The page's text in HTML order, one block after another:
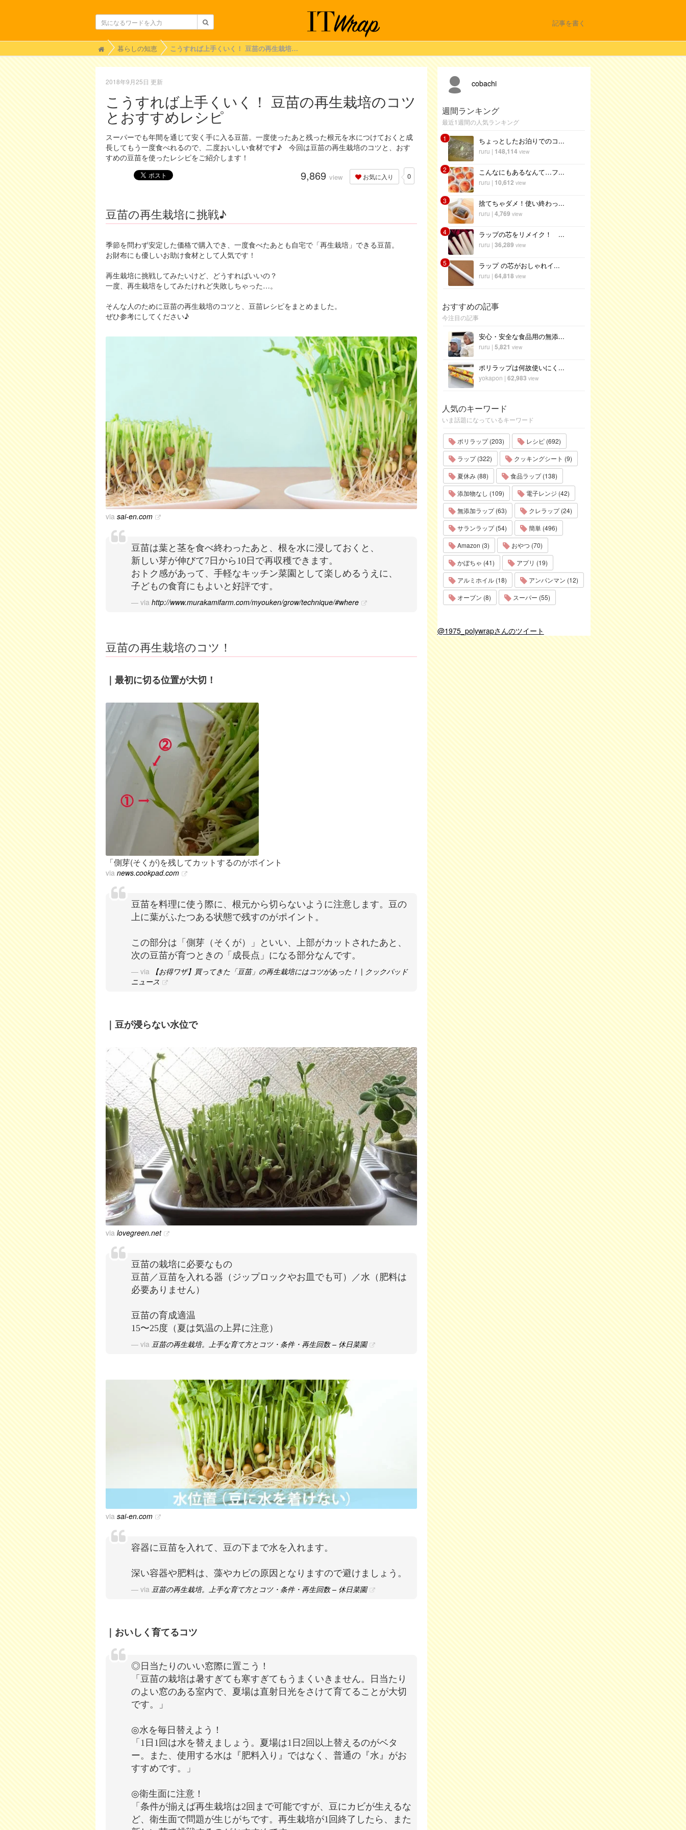
記事を書く
H
o
m
暮らしの知恵 こうすれば上手くいく！ 豆苗の再生栽培のコツとおすすめレシピ
2018年9月25日 更新
こうすれば上手くいく！ 豆苗の再生栽培のコツ
とおすすめレシピ
スーパーでも年間を通じて安く手に入る豆苗。一度使ったあと残った根元を水につけておくと成
長してもう一度食べれるので、二度おいしい食材です♪ 今回は豆苗の再生栽培のコツと、おす
すめの豆苗を使ったレシピをご紹介します！
9,869 view お気に入り 0
豆苗の再生栽培に挑戦♪
季節を問わず安定した価格で購入でき、一度食べたあとも自宅で「再生栽培」できる豆苗。
お財布にも優しいお助け食材として人気です！
再生栽培に挑戦してみたいけど、どうすればいいの？
一度、再生栽培をしてみたけれど失敗しちゃった…。
そんな人のために豆苗の再生栽培のコツと、豆苗レシピをまとめました。
ぜひ参考にしてください♪
via sai-en.com
豆苗は葉と茎を食べ終わったあと、根を水に浸しておくと、
新しい芽が伸びて7日から10日で再収穫できます。
おトク感があって、手軽なキッチン菜園として楽しめるうえに、
子どもの食育にもよいと好評です。
via http://www.murakamifarm.com/myouken/grow/technique/#where
豆苗の再生栽培のコツ！
｜最初に切る位置が大切！
「側芽(そくが)を残してカットするのがポイント
via news.cookpad.com
豆苗を料理に使う際に、根元から切らないように注意します。豆の
上に葉がふたつある状態で残すのがポイント。
この部分は「側芽（そくが）」といい、上部がカットされたあと、
次の豆苗が育つときの「成長点」になる部分なんです。
via
【お得ワザ】買ってきた「豆苗」の再生栽培にはコツがあった！ | クックパッド
ニュース
｜豆が浸らない水位で
via lovegreen.net
豆苗の栽培に必要なもの
豆苗／豆苗を入れる器（ジップロックやお皿でも可）／水（肥料は
必要ありません）
豆苗の育成適温
15〜25度（夏は気温の上昇に注意）
via 豆苗の再生栽培。上手な育て方とコツ・条件・再生回数 – 休日菜園
via sai-en.com
容器に豆苗を入れて、豆の下まで水を入れます。
深い容器や肥料は、藻やカビの原因となりますので避けましょう。
via 豆苗の再生栽培。上手な育て方とコツ・条件・再生回数 – 休日菜園
｜おいしく育てるコツ
◎日当たりのいい窓際に置こう！
「豆苗の栽培は暑すぎても寒すぎてもうまくいきません。日当たり
のよい窓のある室内で、夏場は直射日光をさけて育てることが大切
です。」
◎水を毎日替えよう！
「1日1回は水を替えましょう。夏場は1日2回以上替えるのがベタ
ー。また、使用する水は『肥料入り』ではなく、普通の『水』がお
すすめです。」
◎衛生面に注意！
「条件が揃えば再生栽培は2回まで可能ですが、豆にカビが生えるな
ど、衛生面で問題が生じがちです。再生栽培が1回終了したら、また
cobachi
週間ランキング
最近1週間の人気ランキング
1
ちょっとしたお泊りでのコ...
ruru | 148,114 view
2 こんなにもあるなんて…フ...
ruru | 10,612 view
3 捨てちゃダメ！使い終わっ...
ruru | 4,769 view
4 ラップの芯をリメイク！ ...
ruru | 36,289 view
5 ラップ の芯がおしゃれイ...
ruru | 64,818 view
おすすめの記事
今注目の記事
安心・安全な食品用の無添...
ruru | 5,821 view
ポリラップは何故使いにく...
yokapon | 62,983 view
人気のキーワード
いま話題になっているキーワード
ポリラップ (203)
レシピ (692)
ラップ (322)
クッキングシート (9)
夏休み (88)
食品ラップ (138)
添加物なし (109)
電子レンジ (42)
無添加ラップ (63)
クレラップ (24)
サランラップ (54)
簡単 (496)
Amazon (3)
おやつ (70)
かぼちゃ (41)
アプリ (19)
アルミホイル (18)
アンパンマン (12)
オーブン (8)
スーパー (55)
@1975_polywrapさんのツイート